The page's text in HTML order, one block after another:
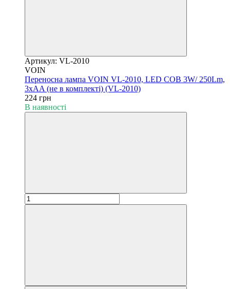
Артикул: VL-2010
VOIN
Переносна лампа VOIN VL-2010, LED COB 3W/ 250Lm,
3xAA (не в комплекті) (VL-2010)
224 грн
В наявності